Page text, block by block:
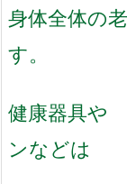
身体全体の
す。
健康器具や
ンなどは